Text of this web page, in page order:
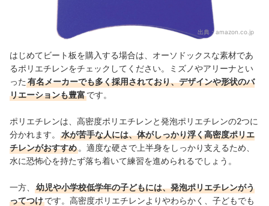
出典：amazon.co.jp
はじめてビート板を購入する場合は、オーソドックスな素材であ
るポリエチレンをチェックしてください。ミズノやアリーナとい
った 有名メーカーでも多く採用されており、デザインや形状のバ
リエーションも豊富です。
ポリエチレンは、 高密度ポリエチレンと発泡ポリエチレンの2つに
分かれます。
水が苦手な人には、体がしっかり浮く高密度ポリエ
チレンがおすすめ 。適度な硬さで上半身をしっかり支えるため、
水に恐怖心を持たず落ち着いて練習を進められるでしょう。
一方、
幼児や小学校低学年の子どもには、発泡ポリエチレンがう
ってつけです。高密度ポリエチレンよりやわらかく、子どもでも